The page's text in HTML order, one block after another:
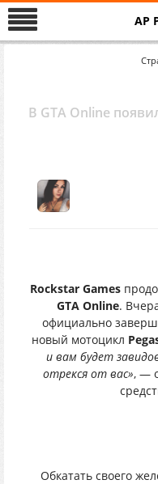
AP
В GTA Online
Rockstar Games
GTA Online.
официально
новый мотоцикл
и вам будет
отрекся от вас», —
Обкатать своего